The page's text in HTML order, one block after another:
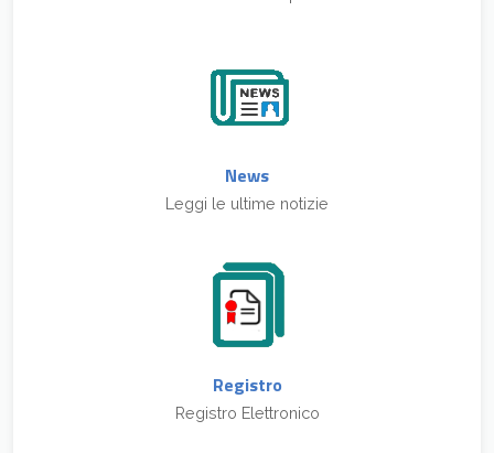
News
Leggi le ultime notizie
Registro
Registro Elettronico